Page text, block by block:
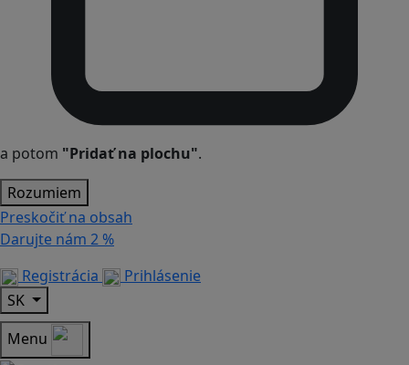
a potom "Pridať na plochu".
Rozumiem
Preskočiť na obsah
Darujte nám 2 %
Registrácia
Prihlásenie
SK
Menu